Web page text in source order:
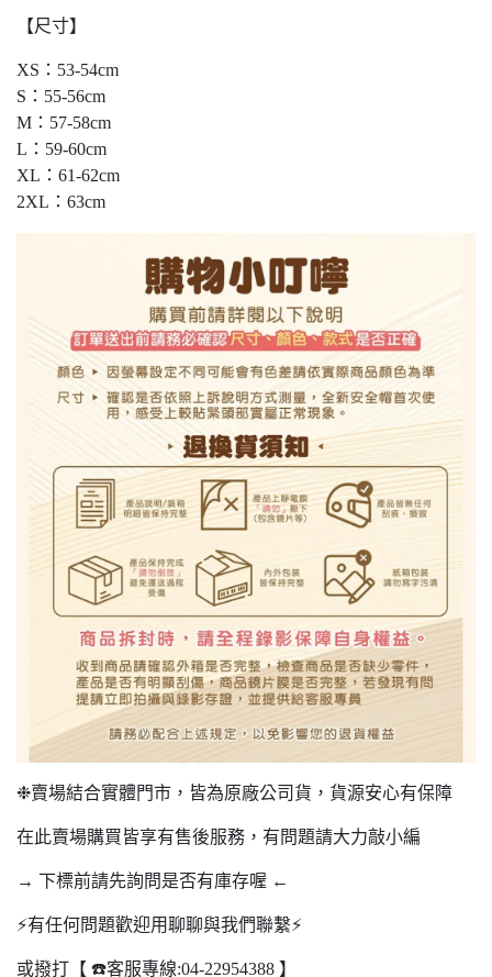
【尺寸】
XS：53-54cm
S：55-56cm
M：57-58cm
L：59-60cm
XL：61-62cm
2XL：63cm
❉賣場結合實體門市，皆為原廠公司貨，貨源安心有保障
在此賣場購買皆享有售後服務，有問題請大力敲小編
→ 下標前請先詢問是否有庫存喔 ←
⚡️有任何問題歡迎用聊聊與我們聯繫⚡️
或撥打【 ☎️客服專線:04-22954388 】